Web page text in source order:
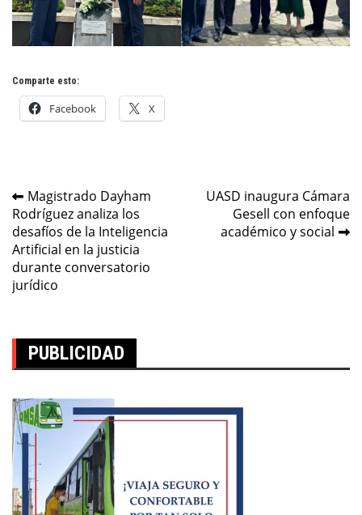
Comparte esto:
Facebook X
Navegación
de
entradas
Magistrado Dayham
Rodríguez analiza los
desafíos de la Inteligencia
Artificial en la justicia
durante conversatorio
jurídico
UASD inaugura Cámara
Gesell con enfoque
académico y social
PUBLICIDAD